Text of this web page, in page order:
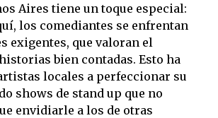
Aires tiene un toque especial:
los comediantes se enfrentan
exigentes, que valoran el
bien contadas. Esto ha
locales a perfeccionar su
shows de stand up que no
envidiarle a los de otras